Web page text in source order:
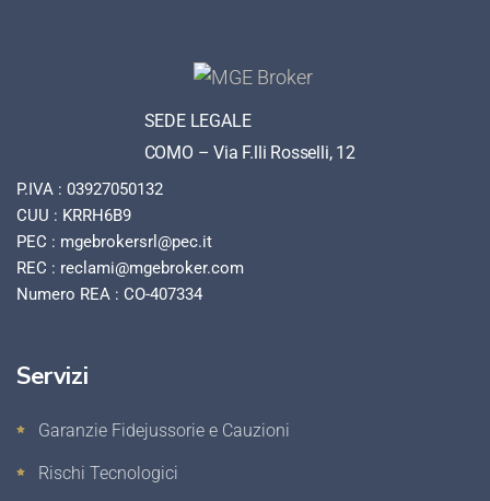
SEDE LEGALE
COMO – Via F.lli Rosselli, 12
P.IVA : 03927050132
CUU : KRRH6B9
PEC : mgebrokersrl@pec.it
REC : reclami@mgebroker.com
Numero REA : CO-407334
Servizi
Garanzie Fidejussorie e Cauzioni
Rischi Tecnologici